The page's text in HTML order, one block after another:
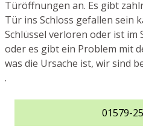
Türöffnungen an. Es gibt
Tür ins Schloss gefallen sein
Schlüssel verloren oder ist im
oder es gibt ein Problem mit
was die Ursache ist, wir sind
.
01579-